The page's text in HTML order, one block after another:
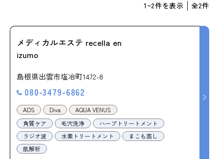
まこも蒸し
1 ~2件を表示 全2件
メディカルエステ recella en
izumo
島根県出雲市塩冶町1472-8
080-3479-6862
ADS Diva
AQUA VENUS
角質ケア
毛穴洗浄
ハーブトリートメント
ラジオ波
水素トリートメント
まこも蒸し
肌解析